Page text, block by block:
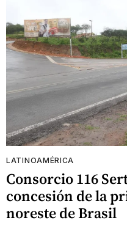
LATINOAMÉRICA
Consorcio 116
concesión de la
noreste de Brasil